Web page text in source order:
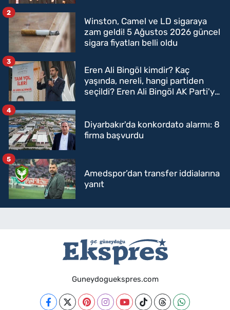
Winston, Camel ve LD sigaraya
zam geldi! 5 Ağustos 2026 güncel
sigara fiyatları belli oldu
2
Eren Ali Bingöl kimdir? Kaç
yaşında, nereli, hangi partiden
seçildi? Eren Ali Bingöl AK Parti'ye
3
Diyarbakır'da konkordato alarmı: 8
firma başvurdu
4
Amedspor’dan transfer iddialarına
yanıt
5
Guneydoguekspres.com